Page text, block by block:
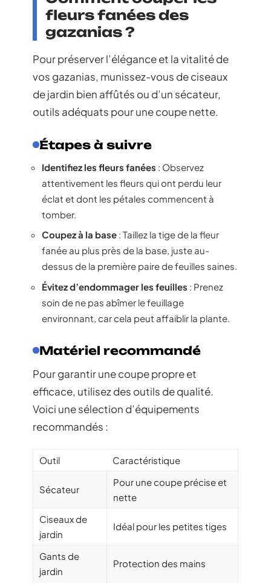
fleurs fanées des
gazanias ?
Pour préserver l’élégance et la vitalité de
vos gazanias, munissez-vous de ciseaux
de jardin bien affûtés ou d’un sécateur,
outils adéquats pour une coupe nette.
Étapes à suivre
Identifiez les fleurs fanées : Observez
attentivement les fleurs qui ont perdu leur
éclat et dont les pétales commencent à
tomber.
Coupez à la base : Taillez la tige de la fleur
fanée au plus près de la base, juste au-
dessus de la première paire de feuilles saines.
Évitez d’endommager les feuilles : Prenez
soin de ne pas abîmer le feuillage
environnant, car cela peut affaiblir la plante.
Matériel recommandé
Pour garantir une coupe propre et
efficace, utilisez des outils de qualité.
Voici une sélection d’équipements
recommandés :
Outil Caractéristique
Sécateur
Pour une coupe précise et
nette
Ciseaux de
jardin
Idéal pour les petites tiges
Gants de
jardin
Protection des mains